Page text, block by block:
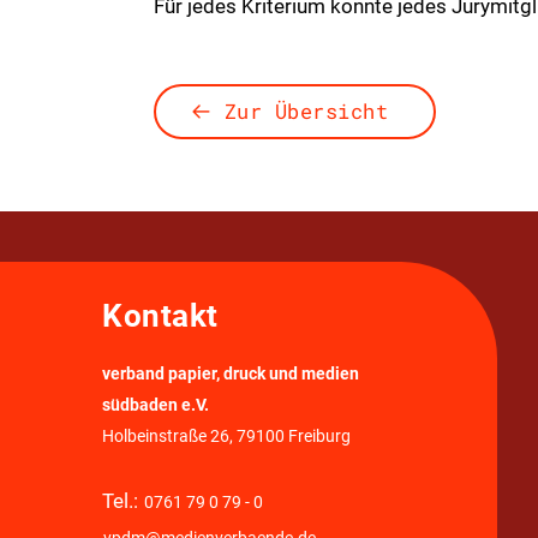
Für jedes Kriterium konnte jedes
Zur Übersicht
Kontakt
verband papier, druck und medien
südbaden e.V.
Holbeinstraße 26, 79100 Freiburg
Tel.: 0761 79 0 79 - 0